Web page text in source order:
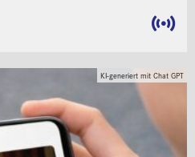
KI-generiert mit Chat GPT